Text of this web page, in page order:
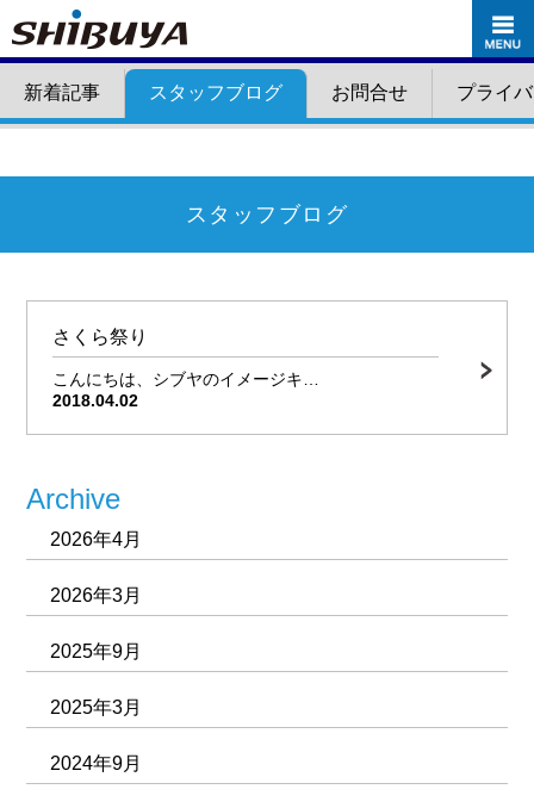
新着記事 スタッフブログ お問合せ プライ
スタッフブログ
さくら祭り
こんにちは、シブヤのイメージキ…
2018.04.02
Archive
2026年4月
2026年3月
2025年9月
2025年3月
2024年9月